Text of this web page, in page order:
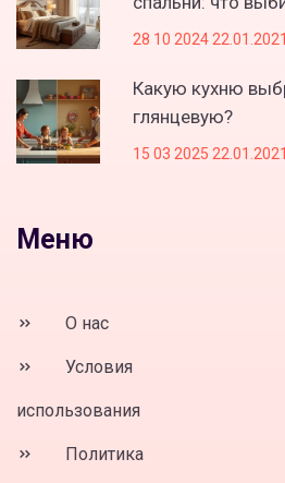
28 10 2024 22.01.2021
Какую кухню
глянцевую?
15 03 2025 22.01.2021
Меню
О нас
Условия
использования
Политика